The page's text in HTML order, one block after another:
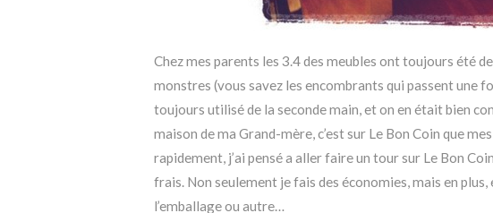
Chez mes parents les 3.4 des meubles ont toujours été
monstres (vous savez les encombrants qui passent une
toujours utilisé de la seconde main, et on en était bien
maison de ma Grand-mère, c’est sur Le Bon Coin que
rapidement, j’ai pensé a aller faire un tour sur Le Bon
frais. Non seulement je fais des économies, mais en
l’emballage ou autre…